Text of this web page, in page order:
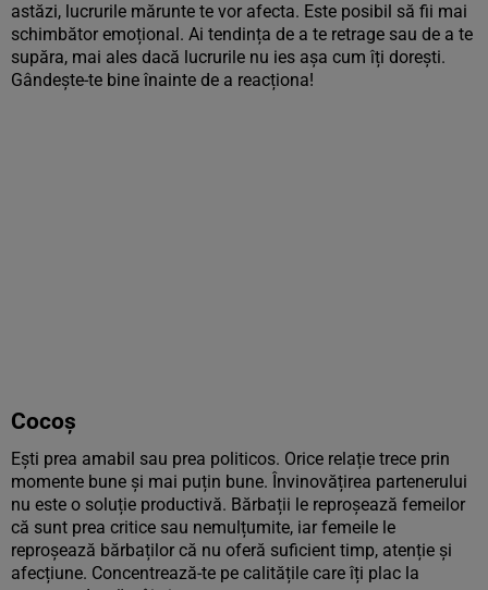
astăzi, lucrurile mărunte te vor afecta. Este posibil să fii mai
schimbător emoțional. Ai tendința de a te retrage sau de a te
supăra, mai ales dacă lucrurile nu ies așa cum îți dorești.
Gândește-te bine înainte de a reacționa!
Cocoș
Ești prea amabil sau prea politicos. Orice relație trece prin
momente bune și mai puțin bune. Învinovățirea partenerului
nu este o soluție productivă. Bărbații le reproșează femeilor
că sunt prea critice sau nemulțumite, iar femeile le
reproșează bărbaților că nu oferă suficient timp, atenție și
afecțiune. Concentrează-te pe calitățile care îți plac la